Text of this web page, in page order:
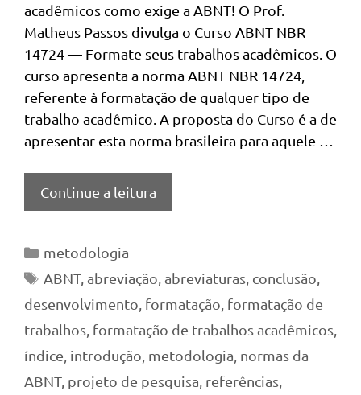
acadêmicos como exige a ABNT! O Prof.
Matheus Passos divulga o Curso ABNT NBR
14724 — Formate seus trabalhos acadêmicos. O
curso apresenta a norma ABNT NBR 14724,
referente à formatação de qualquer tipo de
trabalho acadêmico. A proposta do Curso é a de
apresentar esta norma brasileira para aquele …
Continue a leitura
Categorias
metodologia
Tags
ABNT, abreviação abreviaturas, conclusão
desenvolvimento formatação formatação de
trabalhos formatação de trabalhos acadêmicos
índice introdução metodologia normas da
ABNT, projeto de pesquisa referências